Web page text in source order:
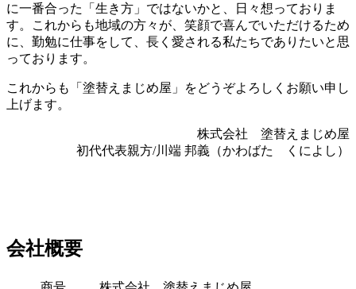
に一番合った「生き方」ではないかと、日々想っておりま
す。これからも地域の方々が、笑顔で喜んでいただけるため
に、勤勉に仕事をして、長く愛される私たちでありたいと思
っております。
これからも「塗替えまじめ屋」をどうぞよろしくお願い申し
上げます。
株式会社 塗替えまじめ屋
初代代表親方/川端 邦義（かわばた くによし）
会社概要